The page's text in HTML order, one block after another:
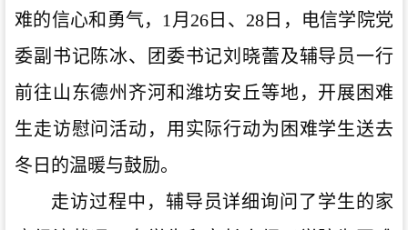
难的信心和勇气， 1月26日 、 28日，电信学院党
委副书记陈冰、团委书记刘晓蕾及辅导员一行
前往山东德州齐河和 潍坊安丘等地，开展困难
生走访慰问活动，用实际行动为困难学生送去
冬日的温暖与鼓励。
走访过程中，辅导员详细询问了学生的家